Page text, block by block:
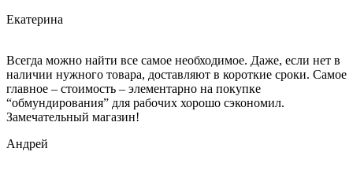
Екатерина
Всегда можно найти все самое необходимое. Даже, если нет в
наличии нужного товара, доставляют в короткие сроки. Самое
главное – стоимость – элементарно на покупке
“обмундирования” для рабочих хорошо сэкономил.
Замечательный магазин!
Андрей